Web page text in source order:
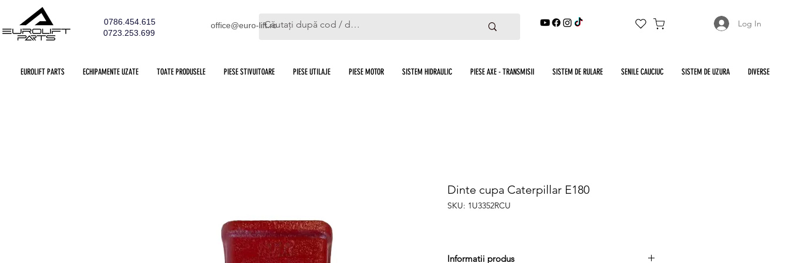
0786.454.615
0723.253.699
office@euro-lift.ro Log In
EUROLIFT PARTS ECHIPAMENTE UZATE TOATE PRODUSELE PIESE STIVUITOARE PIESE UTILAJE PIESE MOTOR SISTEM HIDRAULIC PIESE AXE - TRANSMISII SISTEM DE RULARE SENILE CAUCIUC SISTEM DE UZURA DIVERSE
Dinte cupa Caterpillar E180
SKU: 1U3352RCU
Informatii produs